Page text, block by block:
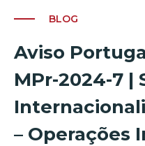
BLOG
Aviso
MPr-2024-7 |
– Operações